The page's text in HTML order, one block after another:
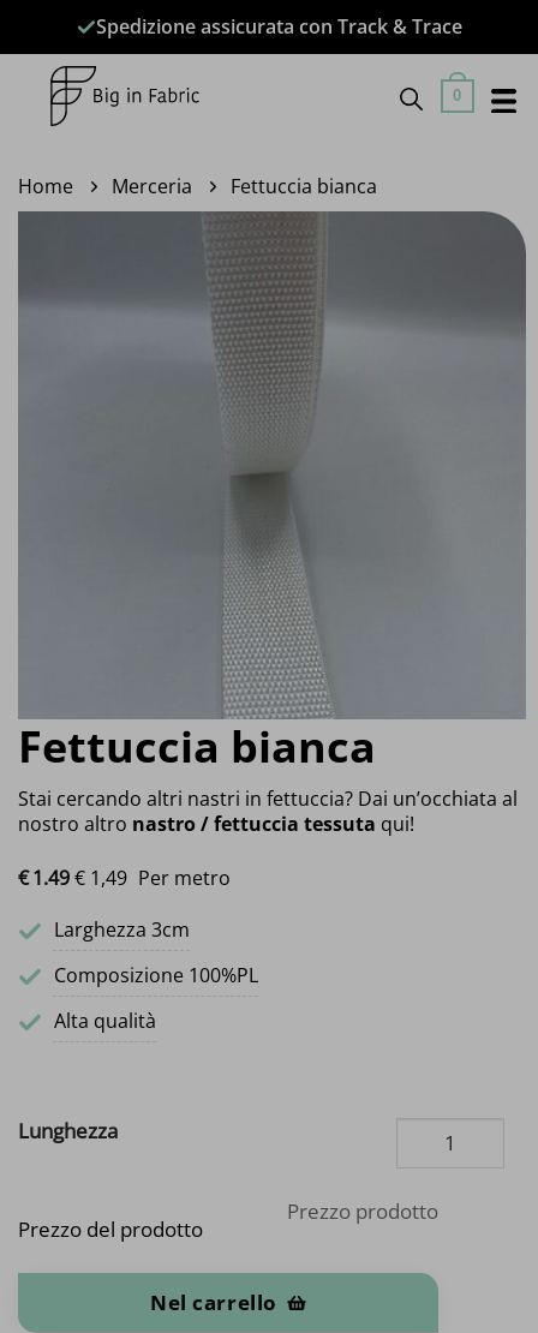
contenuti
Spedizione assicurata con Track & Trace
0
Home Merceria Fettuccia bianca
Fettuccia bianca
Stai cercando altri nastri in fettuccia? Dai un’occhiata al
nostro altro nastro / fettuccia tessuta qui!
€1.49€ 1,49 Per metro
Larghezza 3cm
Composizione 100%PL
Alta qualità
Lunghezza
Prezzo del prodotto
Prezzo prodotto
Nel carrello